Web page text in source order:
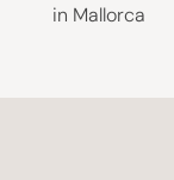
in Mallorca